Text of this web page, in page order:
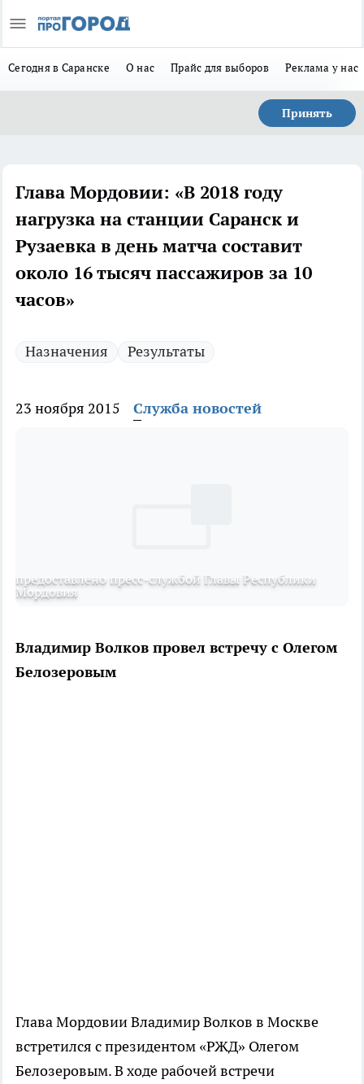
Сегодня в Саранске О нас Прайс для выборов Реклама у нас
Принять
Глава Мордовии: «В 2018 году
нагрузка на станции Саранск и
Рузаевка в день матча составит
около 16 тысяч пассажиров за 10
часов»
Назначения Результаты
23 ноября 2015 Служба новостей
предоставлено пресс-службой Главы Республики
Мордовия
Владимир Волков провел встречу с Олегом
Белозеровым
Глава Мордовии Владимир Волков в Москве
встретился с президентом «РЖД» Олегом
Белозеровым. В ходе рабочей встречи